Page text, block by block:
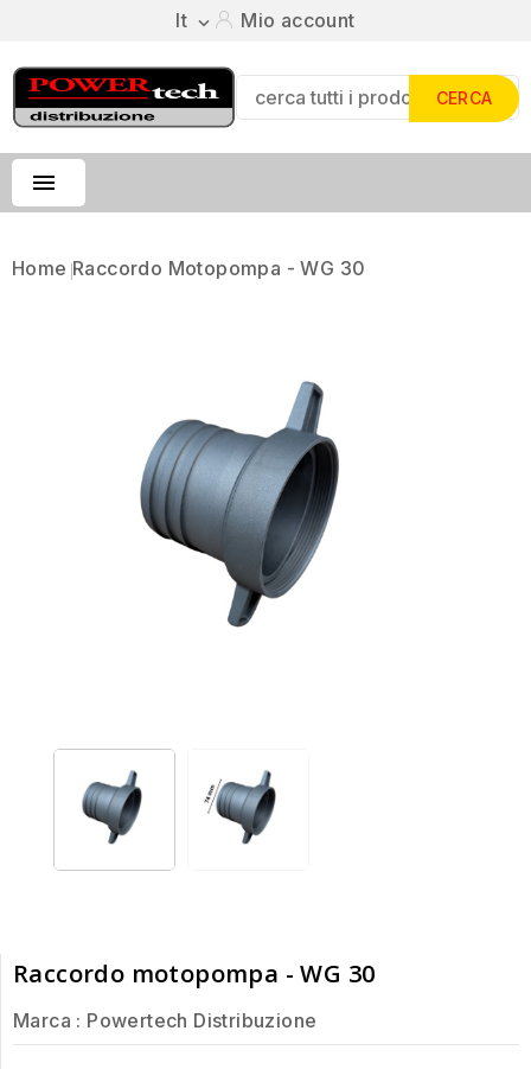
It  Mio account
CERCA

Home Raccordo Motopompa - WG 30
Raccordo motopompa - WG 30
Marca : Powertech Distribuzione